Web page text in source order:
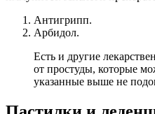
Антигрипп.
Арбидол.
Есть и другие
от простуды, которые
указанные выше не